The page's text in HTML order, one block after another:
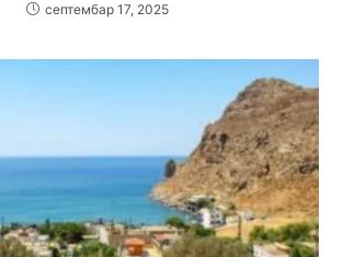
септембар 17, 2025